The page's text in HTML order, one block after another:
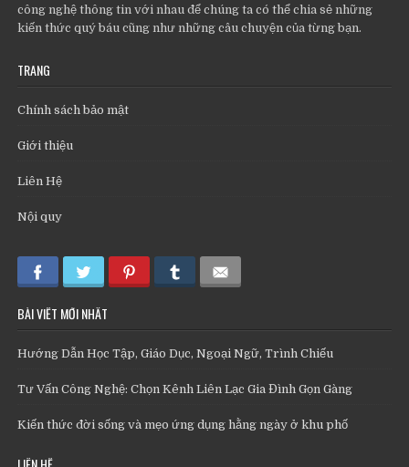
công nghệ thông tin với nhau để chúng ta có thể chia sẻ những
kiến thức quý báu cũng như những câu chuyện của từng bạn.
TRANG
Chính sách bảo mật
Giới thiệu
Liên Hệ
Nội quy
BÀI VIẾT MỚI NHẤT
Hướng Dẫn Học Tập, Giáo Dục, Ngoại Ngữ, Trình Chiếu
Tư Vấn Công Nghệ: Chọn Kênh Liên Lạc Gia Đình Gọn Gàng
Kiến thức đời sống và mẹo ứng dụng hằng ngày ở khu phố